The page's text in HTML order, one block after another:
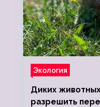
Экология
Диких
разрешить